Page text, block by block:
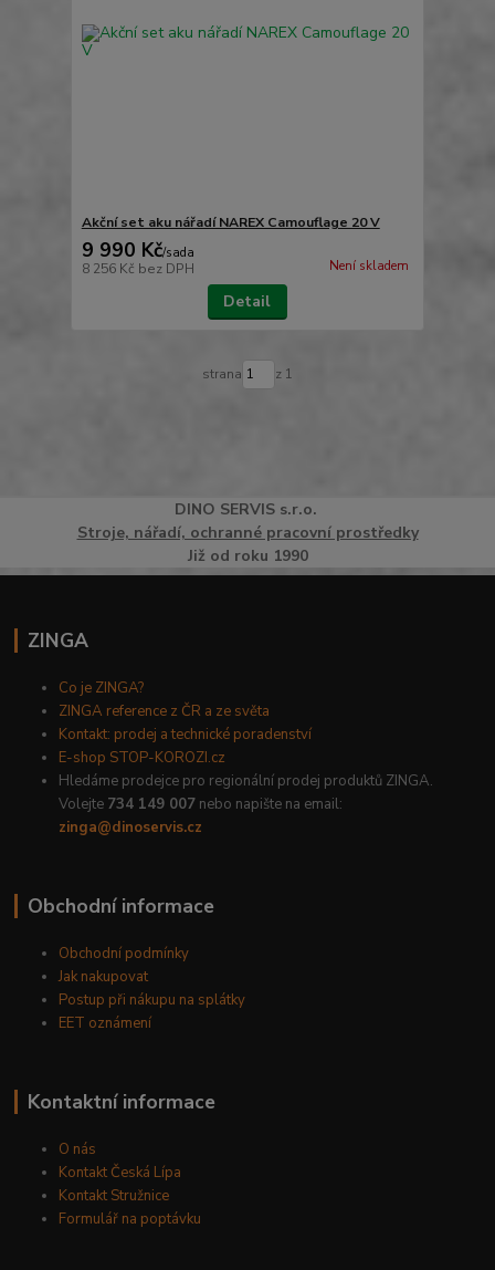
Akční set aku nářadí NAREX Camouflage 20 V
9 990 Kč/sada
8 256 Kč bez DPH Není skladem
Detail
strana z 1
DINO SERVISs.r.o.
Stroje, nářadí, ochranné pracovní prostředky
Již od roku 1990
ZINGA
Co je ZINGA?
ZINGA reference z ČR a ze světa
Kontakt: prodej a technické poradenství
E-shop STOP-KOROZI.cz
Hledáme prodejce pro regionální prodej produktů ZINGA.
Volejte 734 149 007 nebo napište na email:
zinga@dinoservis.cz
Obchodní informace
Obchodní podmínky
Jak nakupovat
Postup při nákupu na splátky
EET oznámení
Kontaktní informace
O nás
Kontakt Česká Lípa
Kontakt Stružnice
Formulář na poptávku